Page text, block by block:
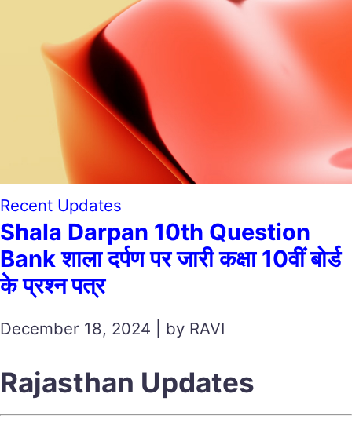
Recent Updates
Shala Darpan 10th Question
Bank शाला दर्पण पर जारी कक्षा 10वीं बोर्ड
के प्रश्न पत्र
December 18, 2024 | by RAVI
Rajasthan Updates